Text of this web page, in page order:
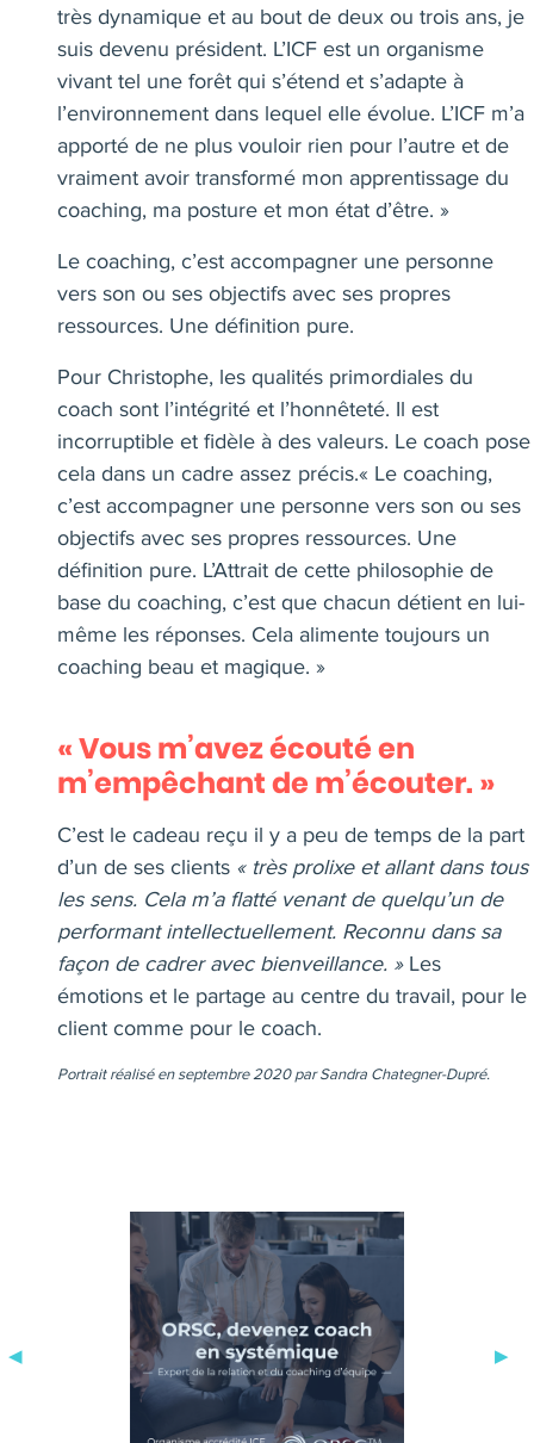
très dynamique et au bout de deux ou trois ans, je
suis devenu président. L’ICF est un organisme
vivant tel une forêt qui s’étend et s’adapte à
l’environnement dans lequel elle évolue. L’ICF m’a
apporté de ne plus vouloir rien pour l’autre et de
vraiment avoir transformé mon apprentissage du
coaching, ma posture et mon état d’être. »
Le coaching, c’est accompagner une personne
vers son ou ses objectifs avec ses propres
ressources. Une définition pure.
Pour Christophe, les qualités primordiales du
coach sont l’intégrité et l’honnêteté. Il est
incorruptible et fidèle à des valeurs. Le coach pose
cela dans un cadre assez précis.« Le coaching,
c’est accompagner une personne vers son ou ses
objectifs avec ses propres ressources. Une
définition pure. L’Attrait de cette philosophie de
base du coaching, c’est que chacun détient en lui-
même les réponses. Cela alimente toujours un
coaching beau et magique. »
« Vous m’avez écouté en
m’empêchant de m’écouter. »
C’est le cadeau reçu il y a peu de temps de la part
d’un de ses clients « très prolixe et allant dans tous
les sens. Cela m’a flatté venant de quelqu’un de
performant intellectuellement. Reconnu dans sa
façon de cadrer avec bienveillance. »Les
émotions et le partage au centre du travail, pour le
client comme pour le coach.
Portrait réalisé en septembre 2020 par Sandra Chategner-Dupré.